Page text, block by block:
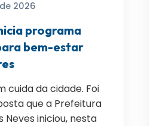
2026
programa
bem-estar
cuida da cidade. Foi
que a Prefeitura
Neves iniciou, nesta